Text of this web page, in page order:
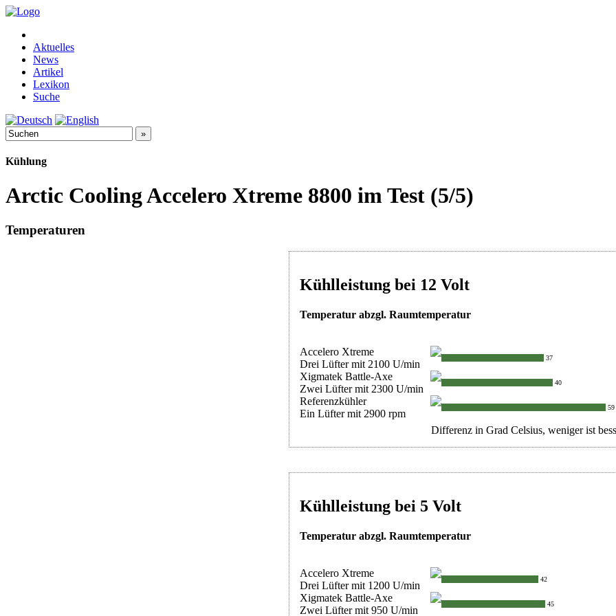
Aktuelles
News
Artikel
Lexikon
Suche
Kühlung
Arctic Cooling Accelero Xtreme 8800 im Test (5/5)
Temperaturen
Kühlleistung bei 12 Volt
Temperatur abzgl. Raumtemperatur
Accelero Xtreme
Drei Lüfter mit 2100 U/min
37
Xigmatek Battle-Axe
Zwei Lüfter mit 2300 U/min
40
Referenzkühler
Ein Lüfter mit 2900 rpm
59
Differenz in Grad Celsius, weniger ist
Kühlleistung bei 5 Volt
Temperatur abzgl. Raumtemperatur
Accelero Xtreme
Drei Lüfter mit 1200 U/min
42
Xigmatek Battle-Axe
Zwei Lüfter mit 950 U/min
45